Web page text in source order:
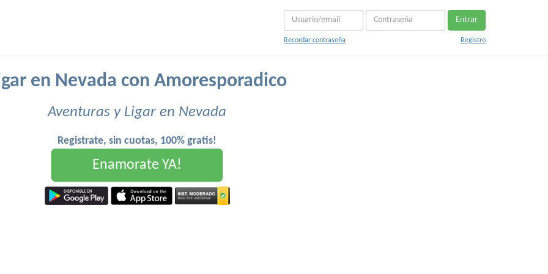
Entrar
Recordar contraseña Registro
en Nevada con Amoresporadico
Aventuras y Ligar en Nevada
Registrate, sin cuotas, 100% gratis!
Enamorate YA!